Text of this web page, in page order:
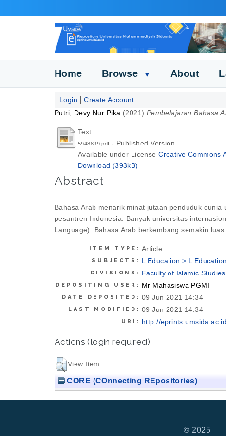
Home Browse ▼ About
Login
Create Account
Putri, Devy Nur Pika (2021) Pembelajaran Bahasa
Text
5948899.pdf - Published Version
Available under LicenseCreative Commons
Download (393kB)
Abstract
Bahasa Arab menarik minat jutaan penduduk
pesantren Indonesia. Banyak universitas
Language). Bahasa Arab berkembang semakin
ITEM TYPE: Article
SUBJECTS: L Education > L
DIVISIONS: Faculty of Islamic
DEPOSITING USER: Mr Mahasiswa PGMI
DATE DEPOSITED: 09 Jun 2021 14:34
LAST MODIFIED: 09 Jun 2021 14:34
URI: http://
Actions (login required)
View Item
CORE (COnnecting REpositories)
© 2025